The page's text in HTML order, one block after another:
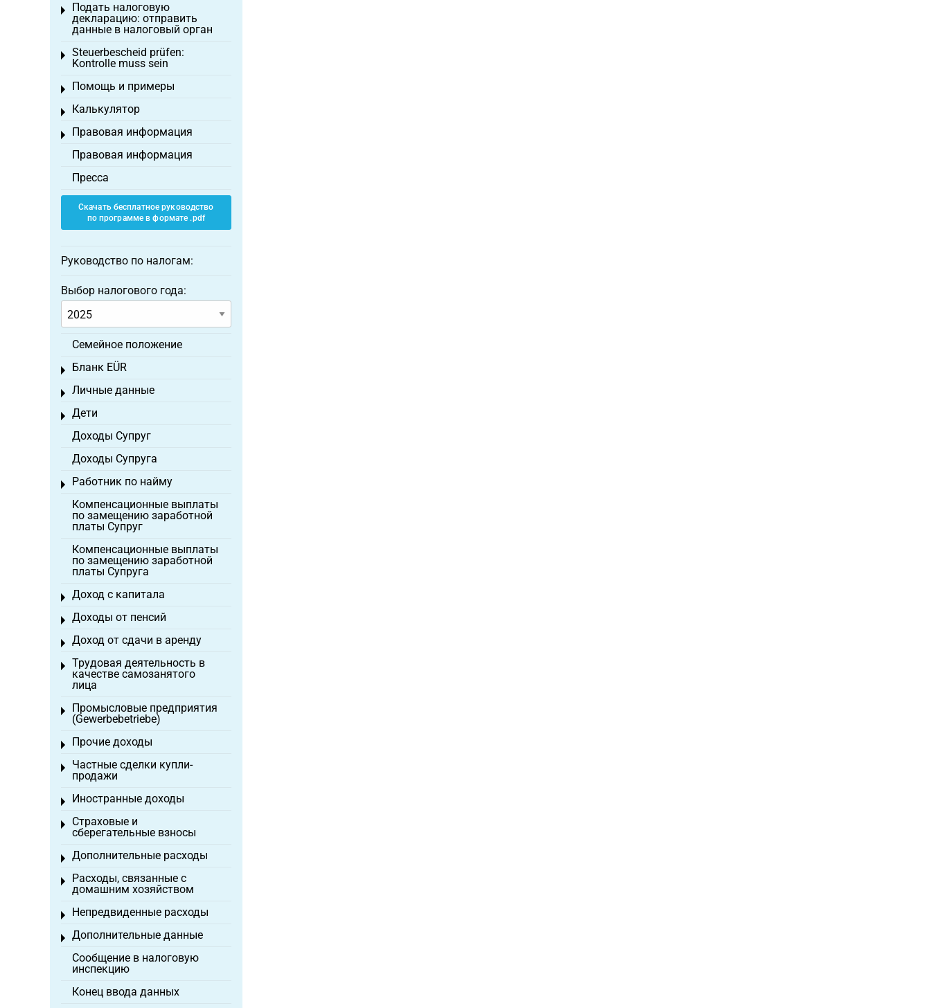
Подать налоговую
декларацию: отправить
данные в налоговый орган
Toggle menu
Steuerbescheid prüfen:
Kontrolle muss sein
Toggle menu
Помощь и примеры
Toggle menu
Калькулятор
Toggle menu
Правовая информация
Toggle menu
Правовая информация
Пресса
Скачать бесплатное руководство
по программе в формате .pdf
Руководство по налогам:
Выбор налогового года:
Семейное положение
Бланк EÜR
Toggle menu
Личные данные
Toggle menu
Дети
Toggle menu
Доходы Супруг
Доходы Супруга
Работник по найму
Toggle menu
Компенсационные выплаты
по замещению заработной
платы Супруг
Компенсационные выплаты
по замещению заработной
платы Супруга
Доход с капитала
Toggle menu
Доходы от пенсий
Toggle menu
Доход от сдачи в аренду
Toggle menu
Трудовая деятельность в
качестве самозанятого
лица
Toggle menu
Промысловые предприятия
(Gewerbebetriebe)
Toggle menu
Прочие доходы
Toggle menu
Частные сделки купли-
продажи
Toggle menu
Иностранные доходы
Toggle menu
Страховые и
сберегательные взносы
Toggle menu
Дополнительные расходы
Toggle menu
Расходы, связанные с
домашним хозяйством
Toggle menu
Непредвиденные расходы
Toggle menu
Дополнительные данные
Toggle menu
Сообщение в налоговую
инспекцию
Конец ввода данных